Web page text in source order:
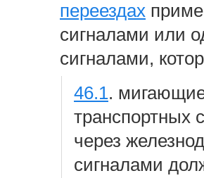
переездах
сигналами или
сигналами,
46.1.
транспортных
через
сигналами